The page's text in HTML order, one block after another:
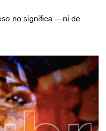
no significa —ni de